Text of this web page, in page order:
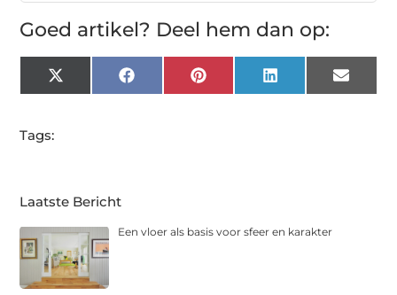
Goed artikel? Deel hem dan op:
X
(Twitter)
FacebookPinterest LinkedIn Email
Tags:
Laatste Bericht
Een vloer als basis voor sfeer en karakter